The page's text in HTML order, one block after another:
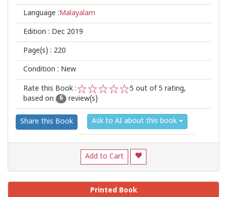
Language :Malayalam
Edition : Dec 2019
Page(s) : 220
Condition : New
Rate this Book :
2
1
5 out of 5 rating,
based on
6 review(s)
Share this Book Ask to AI about this book
Add to Cart
Printed Book